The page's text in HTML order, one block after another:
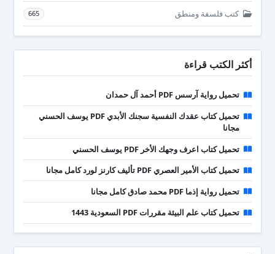
كتب فلسفة ومنطق 665
أكثر الكتب قراءة
تحميل رواية آرسس PDF أحمد آل حمدان
تحميل كتاب عقدك النفسية سجنك الأبدي PDF يوسف الحسني
مجانا
تحميل كتاب اعرف وجهك الأخر PDF يوسف الحسني
تحميل كتاب الأمير العصري PDF تأليف كارنز لورد كامل مجانا
تحميل رواية إذما PDF محمد صادق كامل مجانا
تحميل كتاب علم البيئة مقررات PDF السعودية 1443